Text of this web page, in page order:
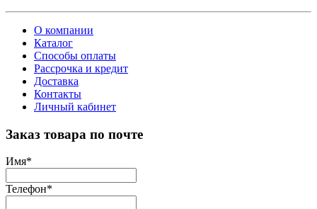
О компании
Каталог
Способы оплаты
Рассрочка и кредит
Доставка
Контакты
Личный кабинет
Заказ товара по почте
Имя*
Телефон*